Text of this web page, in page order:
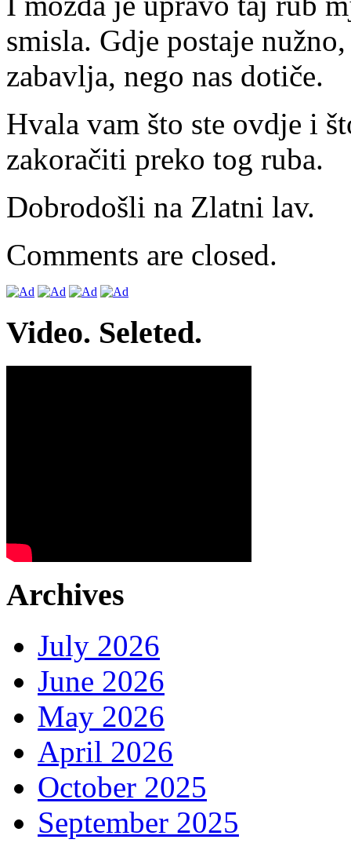
smisla. Gdje postaje
zabavlja, nego nas dotiče.
Hvala vam što ste ovdje i
zakoračiti preko tog ruba.
Dobrodošli na Zlatni lav.
Comments are closed.
Video. Seleted.
Archives
July 2026
June 2026
May 2026
April 2026
October 2025
September 2025